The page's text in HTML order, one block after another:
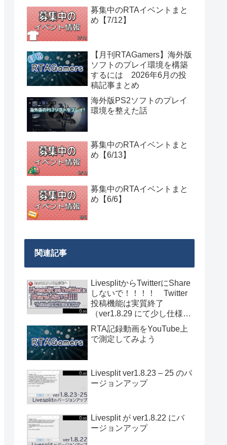
募集中のRTAイベントまと
め【7/12】
【月刊RTAGamers】海外版
ソフトのプレイ環境を構築
するには 2026年6月の投
稿記事まとめ
海外版PS2ソフトのプレイ
環境を整えた話
募集中のRTAイベントまと
め【6/13】
募集中のRTAイベントまと
め【6/6】
関連記事
LivesplitからTwitterにShare
しないで！！！！ Twitter
投稿機能は実質終了
（ver1.8.29 にて少し仕様が
変わって復活）
RTA記録動画をYouTube上
で測定してみよう
Livesplit ver1.8.23 – 25 のバ
ージョンアップ
Livesplit が ver1.8.22 にバ
ージョンアップ